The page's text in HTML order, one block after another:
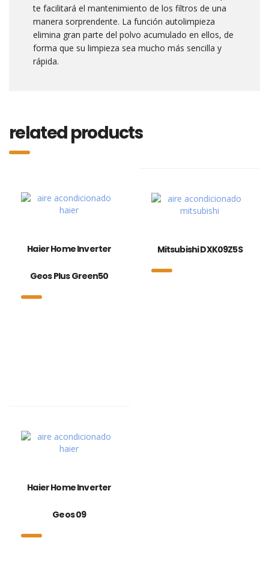
te facilitará el mantenimiento de los filtros de una
manera sorprendente. La función autolimpieza
elimina gran parte del polvo acumulado en ellos, de
forma que su limpieza sea mucho más sencilla y
rápida.
related products
Haier Home Inverter
Geos Plus Green50
Mitsubishi DXK09Z5S
Haier Home Inverter
Geos 09